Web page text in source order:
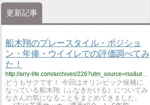
更新記事
船木翔のプレースタイル・ポジショ
ン・年俸・ウイイレでの評価調べてみ
た！
http://arry-life.com/archives/226?utm_source=rss&utm_medium=rss&utm_campaign=post-226
どうもサクです！ 今回はオリンピック候補に
なっている船木翔（ふなきかける）についてみ
なさんの気になることをまとめてきました。